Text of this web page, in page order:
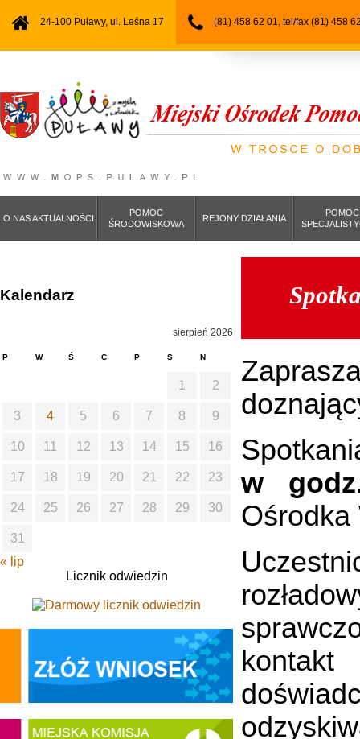
24-100 Puławy, ul. Leśna 17 (81) 458 62 01, tel/fax (81) 458
O NAS AKTUALNOŚCI
POMOC
ŚRODOWISKOWA
REJONY DZIAŁANIA
POMOC
w
Ośrodka
Kalendarz
sierpień 2026
P W Ś C P S N
1 2
3 4 5 6 7 8 9
10 11 12 13 14 15 16
17 18 19 20 21 22 23
24 25 26 27 28 29 30
31
« lip
Licznik odwiedzin